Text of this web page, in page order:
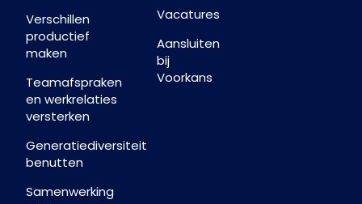
Verschillen
productief
maken
Teamafspraken
en werkrelaties
versterken
Generatiediversiteit
benutten
Samenwerking
Vacatures
Aansluiten
bij
Voorkans